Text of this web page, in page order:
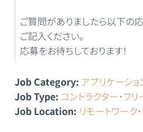
ご質問がありましたら以下の
ご記入ください。
応募をお待ちしております！
Job Category: アプリケーシ
Job Type: コントラクター・フ
Job Location: リモートワーク